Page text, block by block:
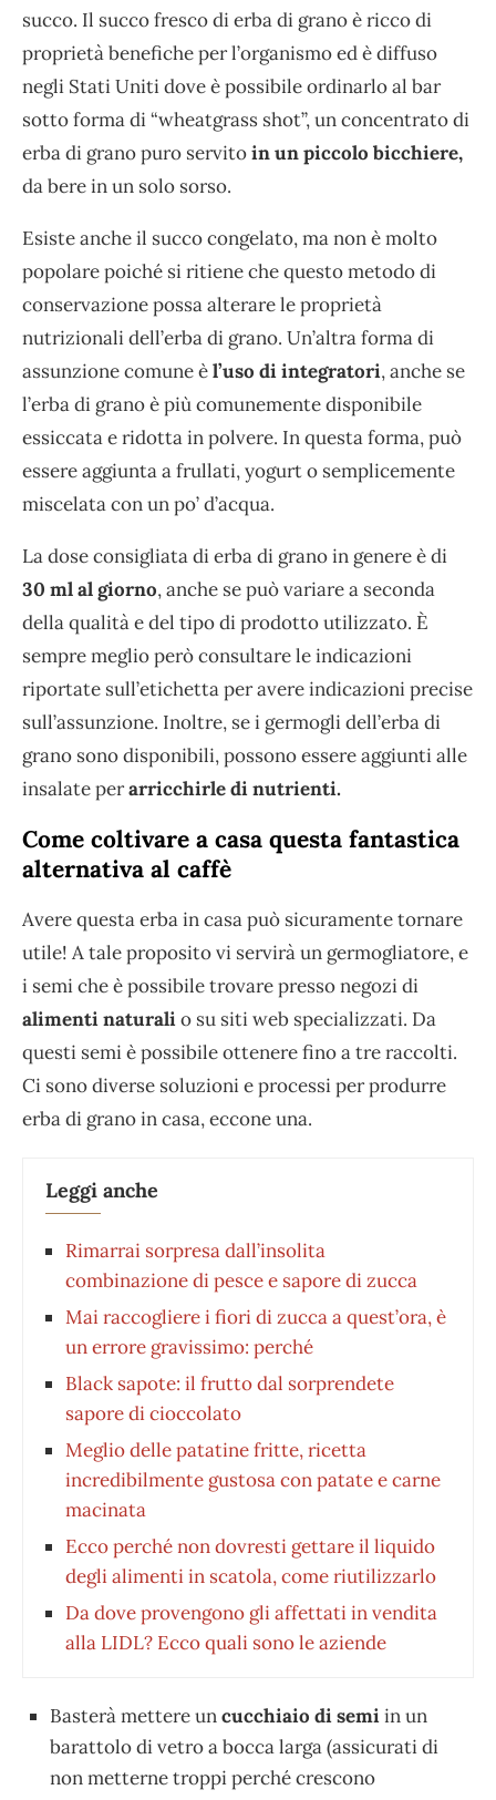
succo. Il succo fresco di erba di grano è ricco di
proprietà benefiche per l’organismo ed è diffuso
negli Stati Uniti dove è possibile ordinarlo al bar
sotto forma di “wheatgrass shot”, un concentrato di
erba di grano puro servitoin un piccolo bicchiere,
da bere in un solo sorso.
Esiste anche il succo congelato, ma non è molto
popolare poiché si ritiene che questo metodo di
conservazione possa alterare le proprietà
nutrizionali dell’erba di grano. Un’altra forma di
assunzione comune èl’uso di integratori, anche se
l’erba di grano è più comunemente disponibile
essiccata e ridotta in polvere. In questa forma, può
essere aggiunta a frullati, yogurt o semplicemente
miscelata con un po’ d’acqua.
La dose consigliata di erba di grano in genere è di
30 ml al giorno, anche se può variare a seconda
della qualità e del tipo di prodotto utilizzato. È
sempre meglio però consultare le indicazioni
riportate sull’etichetta per avere indicazioni precise
sull’assunzione. Inoltre, se i germogli dell’erba di
grano sono disponibili, possono essere aggiunti alle
insalate perarricchirle di nutrienti.
Come coltivare a casa questa fantastica
alternativa al caffè
Avere questa erba in casa può sicuramente tornare
utile! A tale proposito vi servirà un germogliatore, e
i semi che è possibile trovare presso negozi di
alimenti naturalio su siti web specializzati. Da
questi semi è possibile ottenere fino a tre raccolti.
Ci sono diverse soluzioni e processi per produrre
erba di grano in casa, eccone una.
Leggi anche
Rimarrai sorpresa dall’insolita
combinazione di pesce e sapore di zucca
Mai raccogliere i fiori di zucca a quest’ora, è
un errore gravissimo: perché
Black sapote: il frutto dal sorprendete
sapore di cioccolato
Meglio delle patatine fritte, ricetta
incredibilmente gustosa con patate e carne
macinata
Ecco perché non dovresti gettare il liquido
degli alimenti in scatola, come riutilizzarlo
Da dove provengono gli affettati in vendita
alla LIDL? Ecco quali sono le aziende
Basterà mettere uncucchiaio di semiin un
barattolo di vetro a bocca larga (assicurati di
non metterne troppi perché crescono